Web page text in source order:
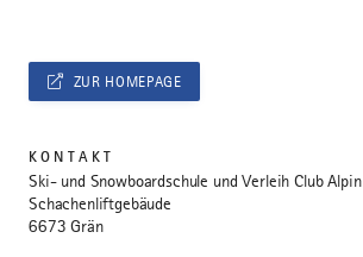
ZUR HOMEPAGE
KONTAKT
Ski- und Snowboardschule und Verleih Club Alpin
Schachenliftgebäude
6673 Grän